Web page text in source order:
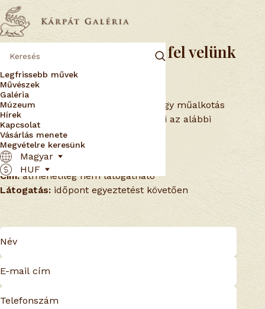
Legfrissebb művek
Művészek
Galéria
Múzeum
Hírek
Kapcsolat
Vásárlás menete
Megvételre keresünk
Magyar
HUF
Érdeklődjön vagy vegye fel velünk
a kapcsolatot
Ha szeretne vásárolni, nem találja egy műalkotás
árát, vagy csak kérdése van, töltse ki az alábbi
űrlapot – hamarosan válaszolunk!
Email: info@karpatgaleria.hu
Telefon:átmenetileg nem elérhető
Cím:átmenetileg nem látogatható
Látogatás: időpont egyeztetést követően